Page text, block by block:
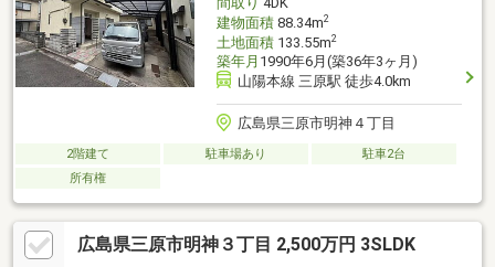
建物面積88.34m2
土地面積133.55m2
築年月 1990年6月(築36年3ヶ月)
山陽本線 三原駅 徒歩4.0km
広島県三原市明神４丁目
2階建て 駐車場あり
駐車2台
所有権
広島県三原市明神３丁目 2,500万円 3SLDK